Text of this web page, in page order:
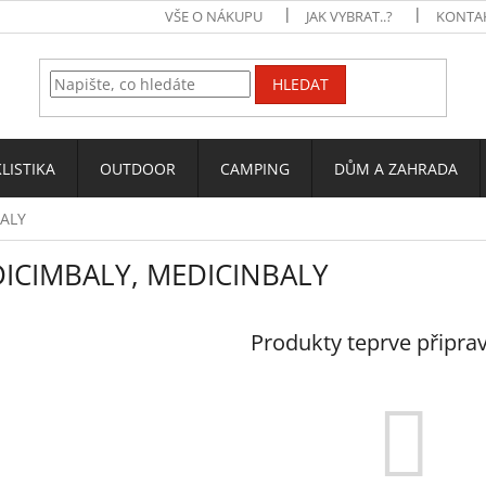
VŠE O NÁKUPU JAK VYBRAT..?
HLEDAT
OUTDOOR CAMPING DŮM A ZAHRADA
MEDICINBALY
Produkty teprve